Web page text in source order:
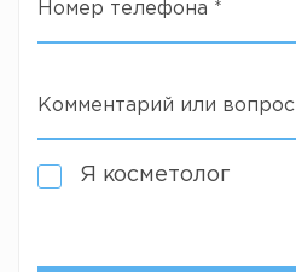
Номер телефона *
Комментарий или вопрос
Я косметолог